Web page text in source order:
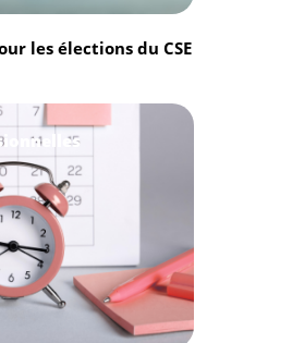
les élections du CSE